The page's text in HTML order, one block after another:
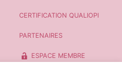
CERTIFICATION QUALIOPI
PARTENAIRES
ESPACE MEMBRE